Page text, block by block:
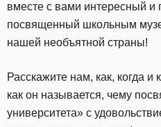
вместе с вами интересный и
посвященный школьным
нашей необъятной страны!
Расскажите нам, как, когда
как он называется, чему
университета» с